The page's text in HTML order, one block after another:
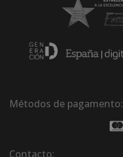
Métodos de pagamento:
Contacto: